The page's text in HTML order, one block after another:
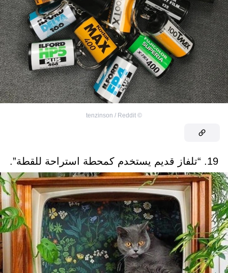
©
tenzinson / Reddit
19. “تلفاز قديم يستخدم كمحطة استراحة للقطة”.